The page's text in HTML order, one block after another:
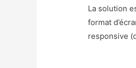
La solution
format
responsive